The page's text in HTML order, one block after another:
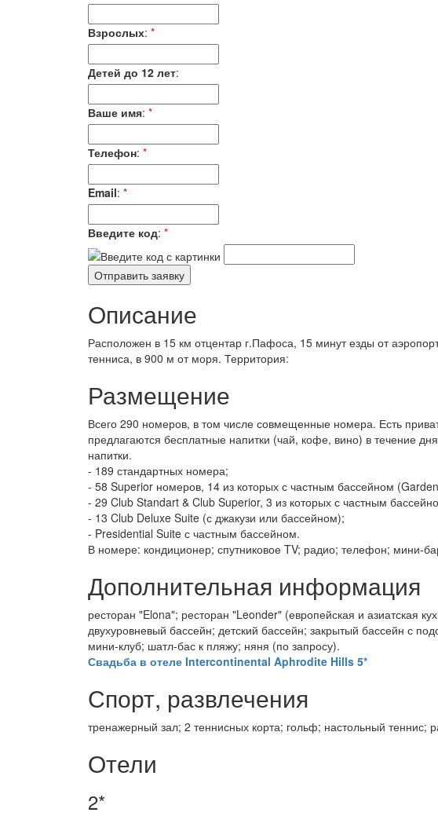
Взрослых: *
Детей до 12 лет:
Ваше имя: *
Телефон: *
Email: *
Введите код: *
Описание
Расположен в 15 км отцентар г.Пафоса, 15 минут езды от
тенниса, в 900 м от моря. Территория:
Размещение
Всего 290 номеров, в том числе совмещенные номера. Есть
предлагаются бесплатные напитки (чай, кофе, вино) в течение
напитки.
- 189 стандартных номера;
- 58 Superior номеров, 14 из которых с частным бассейном
- 29 Club Standart & Club Superior, 3 из которых с частным
- 13 Club Deluxe Suite (с джакузи или бассейном);
- Presidential Suite с частным бассейном.
В номере: кондиционер; спутниковое TV; радио; телефон; мини-
Дополнительная информация
ресторан "Elona"; ресторан "Leonder" (европейская и азиатская
двухуровневый бассейн; детский бассейн; закрытый бассейн с
мини-клуб; шатл-бас к пляжу; няня (по запросу).
Свадьба в отеле Intercontinental Aphrodite Hills 5*
Спорт, развлечения
тренажерный зал; 2 теннисных корта; гольф; настольный теннис;
Отели
2*